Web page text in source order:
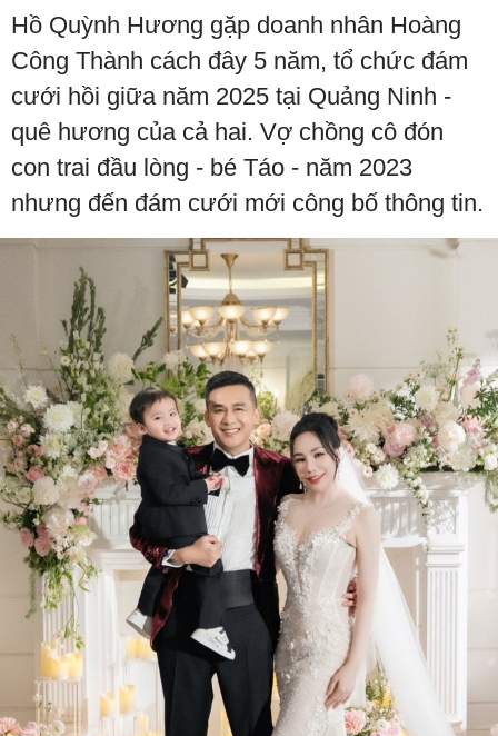
Hồ Quỳnh Hương gặp doanh nhân Hoàng
Công Thành cách đây 5 năm, tổ chức đám
cưới hồi giữa năm 2025 tại Quảng Ninh -
quê hương của cả hai. Vợ chồng cô đón
con trai đầu lòng - bé Táo - năm 2023
nhưng đến đám cưới mới công bố thông tin.